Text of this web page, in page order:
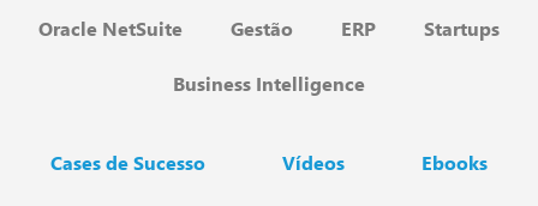
Oracle NetSuite Gestão ERP Startups
Business Intelligence
Cases de Sucesso Vídeos Ebooks